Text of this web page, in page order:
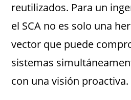
reutilizados. Para un
el SCA no es solo una
vector que puede
sistemas
con una visión proactiva.